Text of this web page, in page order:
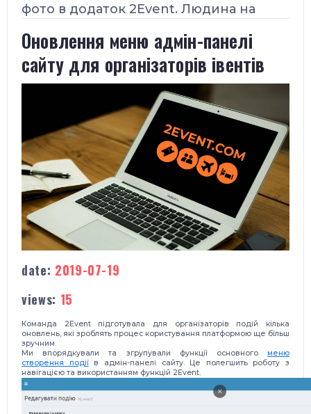
фото в додаток 2Event. Людина на
Оновлення меню адмін-панелі
сайту для організаторів івентів
date: 2019-07-19
views: 15
Команда 2Event підготувала для організаторів подій кілька
оновлень, які зроблять процес користування платформою ще більш
зручним.
Ми впорядкували та згрупували функції основного меню
створення подіїв адмін-панелі сайту. Це полегшить роботу з
навігацією та використанням функцій 2Event.